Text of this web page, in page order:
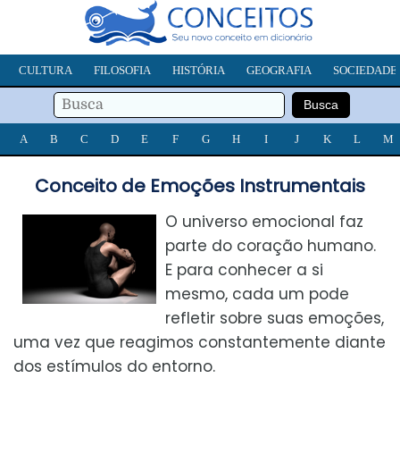
CULTURA FILOSOFIA HISTÓRIA GEOGRAFIA SOCIEDADE
A B C D E F G H I J K L M
Conceito de Emoções Instrumentais
O universo emocional faz
parte do coração humano.
E para conhecer a si
mesmo, cada um pode
refletir sobre suas emoções,
uma vez que reagimos constantemente diante
dos estímulos do entorno.